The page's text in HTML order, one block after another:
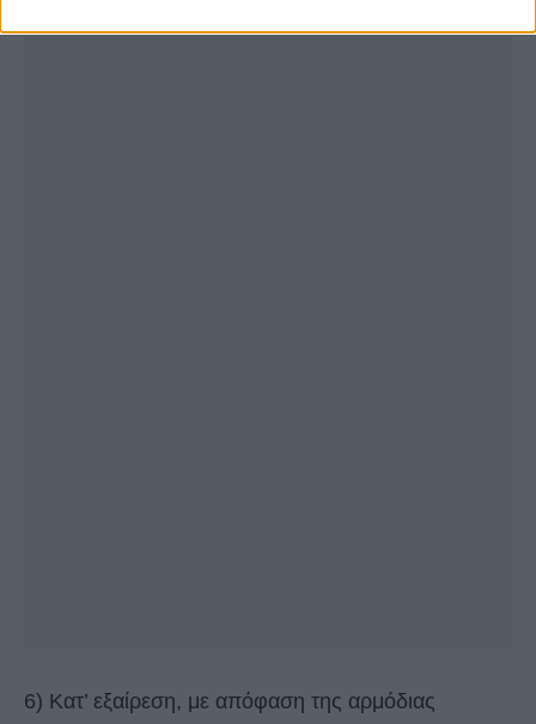
6) Κατ’ εξαίρεση, με απόφαση της αρμόδιας